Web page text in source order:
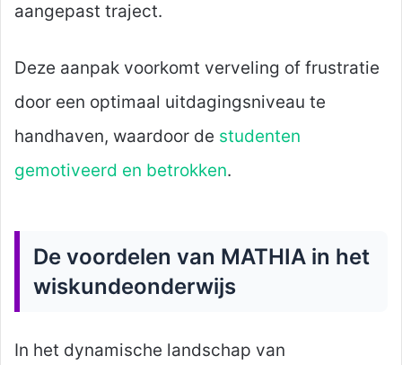
aangepast traject.
Deze aanpak voorkomt verveling of frustratie
door een optimaal uitdagingsniveau te
handhaven, waardoor de studenten
gemotiveerd en betrokken.
De voordelen van MATHIA in het
wiskundeonderwijs
In het dynamische landschap van